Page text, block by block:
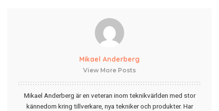
Mikael Anderberg
View More Posts
Mikael Anderberg är en veteran inom teknikvärlden med stor
kännedom kring tillverkare, nya tekniker och produkter. Har